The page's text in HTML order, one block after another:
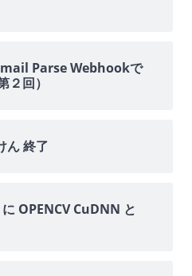
Parse Webhookで
２回）
ん 終了
OPENCV CuDNN と